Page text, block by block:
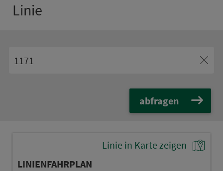
Linie
abfragen
Linie in Karte zeigen
LINIENFAHRPLAN